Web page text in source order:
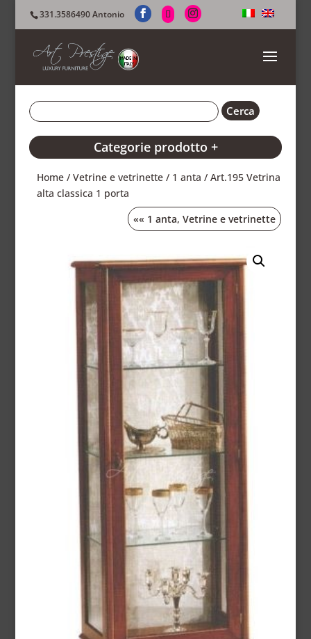
331.3586490 Antonio
Categorie prodotto +
Home /Vetrine e vetrinette / 1 anta / Art.195 Vetrina
alta classica 1 porta
«« 1 anta,Vetrine e vetrinette